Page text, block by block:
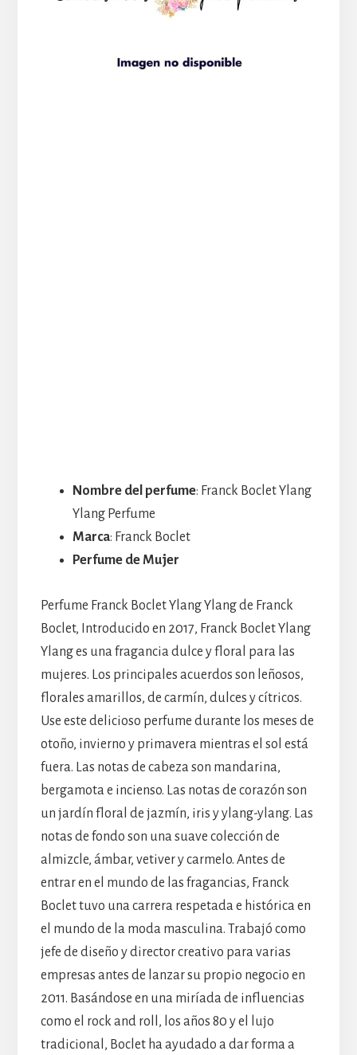
Nombre del perfume: Franck Boclet Ylang
Ylang Perfume
Marca: Franck Boclet
Perfume de Mujer
Perfume Franck Boclet Ylang Ylang de Franck
Boclet, Introducido en 2017, Franck Boclet Ylang
Ylang es una fragancia dulce y floral para las
mujeres. Los principales acuerdos son leñosos,
florales amarillos, de carmín, dulces y cítricos.
Use este delicioso perfume durante los meses de
otoño, invierno y primavera mientras el sol está
fuera. Las notas de cabeza son mandarina,
bergamota e incienso. Las notas de corazón son
un jardín floral de jazmín, iris y ylang-ylang. Las
notas de fondo son una suave colección de
almizcle, ámbar, vetiver y carmelo. Antes de
entrar en el mundo de las fragancias, Franck
Boclet tuvo una carrera respetada e histórica en
el mundo de la moda masculina. Trabajó como
jefe de diseño y director creativo para varias
empresas antes de lanzar su propio negocio en
2011. Basándose en una miríada de influencias
como el rock and roll, los años 80 y el lujo
tradicional, Boclet ha ayudado a dar forma a